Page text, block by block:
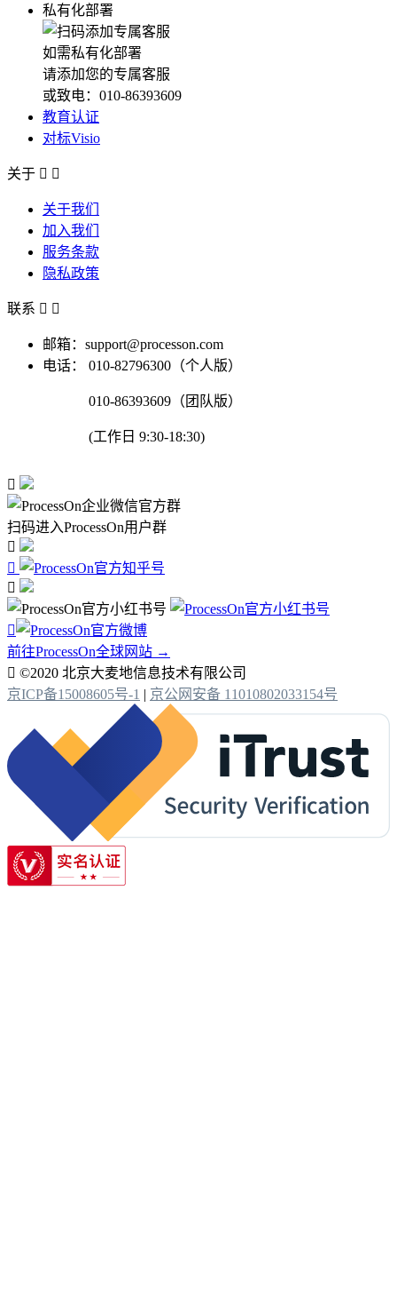
私有化部署
如需私有化部署
请添加您的专属客服
或致电：010-86393609
教育认证
对标Visio
关于  
关于我们
加入我们
服务条款
隐私政策
联系  
邮箱：support@processon.com
电话：
010-82796300（个人版）
010-86393609（团队版）
(工作日 9:30-18:30)

扫码进入ProcessOn用户群




前往ProcessOn全球网站 →
 ©2020 北京大麦地信息技术有限公司
京ICP备15008605号-1 | 京公网安备 11010802033154号